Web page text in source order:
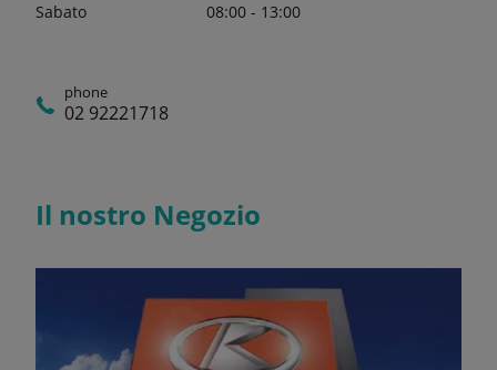
Sabato
08:00 - 13:00
phone
02 92221718
Il nostro Negozio